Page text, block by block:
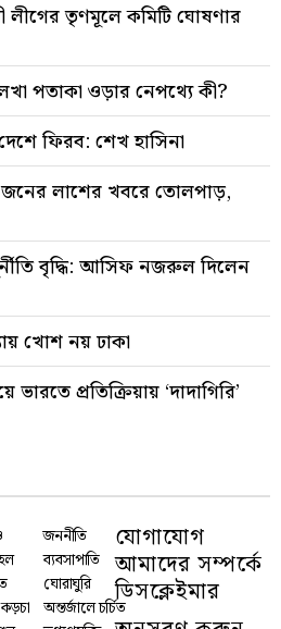
লীগের তৃণমূলে কমিটি ঘোষণার
পতাকা ওড়ার নেপথ্যে কী?
ফিরব: শেখ হাসিনা
লাশের খবরে তোলপাড়,
বৃদ্ধি: আসিফ নজরুল দিলেন
খোশ নয় ঢাকা
প্রতিক্রিয়ায় ‘দাদাগিরি’
জননীতি
ব্যবসাপাতি
ঘোরাঘুরি
অন্তর্জালে চর্চিত
যোগাযোগ
আমাদের সম্পর্কে
ডিসক্লেইমার